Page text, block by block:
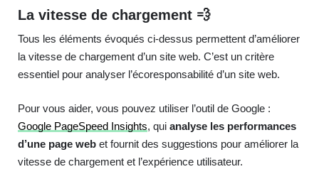
La vitesse de chargement 💨
Tous les éléments évoqués ci-dessus permettent d’améliorer
la vitesse de chargement d’un site web. C’est un critère
essentiel pour analyser l’écoresponsabilité d’un site web.
Pour vous aider, vous pouvez utiliser l’outil de Google :
Google PageSpeed Insights, qui analyse les performances
d’une page web et fournit des suggestions pour améliorer la
vitesse de chargement et l’expérience utilisateur.